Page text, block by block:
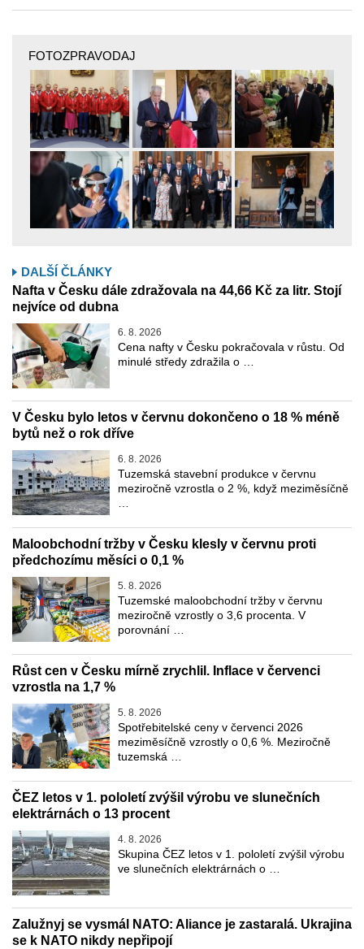
FOTOZPRAVODAJ
DALŠÍ ČLÁNKY
Nafta v Česku dále zdražovala na 44,66 Kč za litr. Stojí
nejvíce od dubna
6. 8. 2026
Cena nafty v Česku pokračovala v růstu. Od
minulé středy zdražila o …
V Česku bylo letos v červnu dokončeno o 18 % méně
bytů než o rok dříve
6. 8. 2026
Tuzemská stavební produkce v červnu
meziročně vzrostla o 2 %, když meziměsíčně
Maloobchodní tržby v Česku klesly v červnu proti
předchozímu měsíci o 0,1 %
5. 8. 2026
Tuzemské maloobchodní tržby v červnu
meziročně vzrostly o 3,6 procenta. V
porovnání …
Růst cen v Česku mírně zrychlil. Inflace v červenci
vzrostla na 1,7 %
5. 8. 2026
Spotřebitelské ceny v červenci 2026
meziměsíčně vzrostly o 0,6 %. Meziročně
tuzemská …
ČEZ letos v 1. pololetí zvýšil výrobu ve slunečních
elektrárnách o 13 procent
4. 8. 2026
Skupina ČEZ letos v 1. pololetí zvýšil výrobu
ve slunečních elektrárnách o …
Zalužnyj se vysmál NATO: Aliance je zastaralá. Ukrajina
se k NATO nikdy nepřipojí